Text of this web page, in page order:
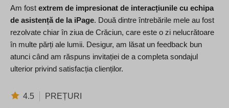
Am fost extrem de impresionat de interacțiunile cu echipa
de asistență de la iPage. Două dintre întrebările mele au fost
rezolvate chiar în ziua de Crăciun, care este o zi nelucrătoare
în multe părți ale lumii. Desigur, am lăsat un feedback bun
atunci când am răspuns invitației de a completa sondajul
ulterior privind satisfacția clienților.
4.5 PREȚURI